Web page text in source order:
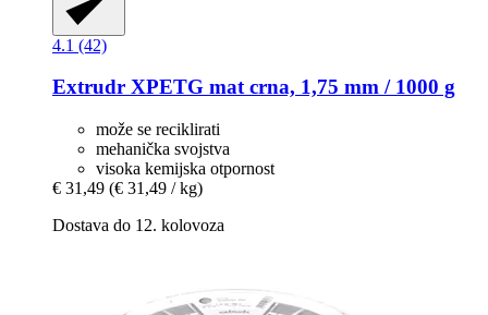
4.1 (42)
Extrudr XPETG mat crna, 1,75 mm / 1000 g
može se reciklirati
mehanička svojstva
visoka kemijska otpornost
€ 31,49 (€ 31,49 / kg)
Dostava do 12. kolovoza